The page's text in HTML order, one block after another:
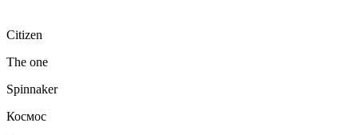
Citizen
The one
Spinnaker
Космос